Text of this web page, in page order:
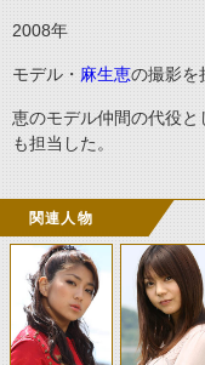
2008年
モデル・ 麻生恵の撮影を
恵のモデル仲間の代役と
も担当した。
関連人物